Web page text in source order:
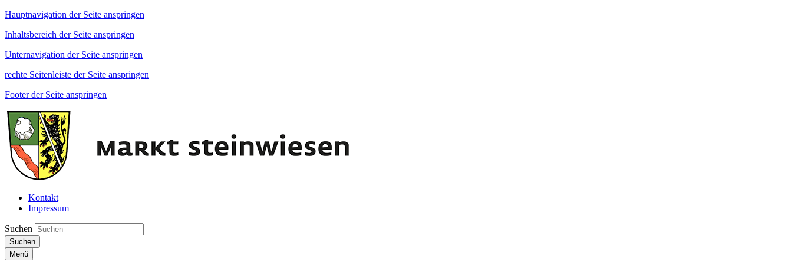
Hauptnavigation der Seite anspringen
Inhaltsbereich der Seite anspringen
Unternavigation der Seite anspringen
rechte Seitenleiste der Seite anspringen
Footer der Seite anspringen
Kontakt
Impressum
Suchen
Suchen
Menü